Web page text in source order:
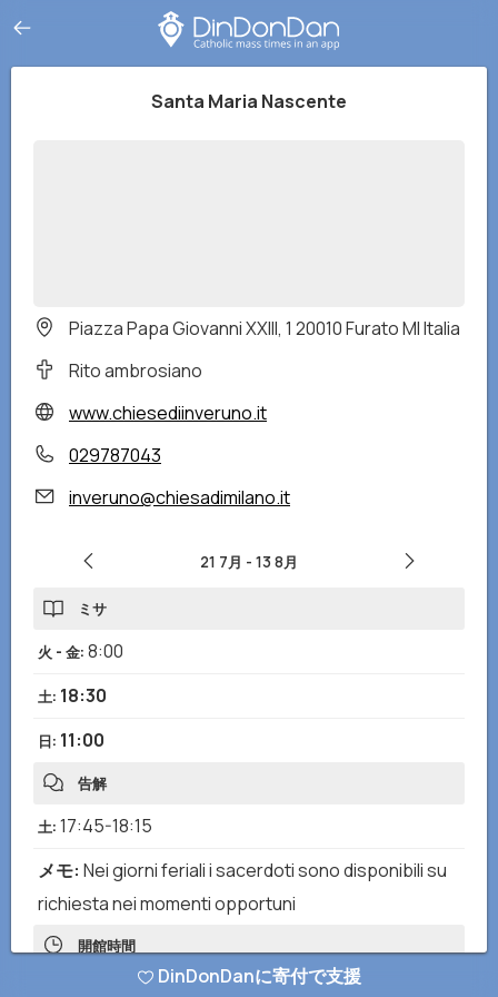
Santa Maria Nascente
Piazza Papa Giovanni XXIII, 1 20010 Furato MI Italia
Rito ambrosiano
www.chiesediinveruno.it
029787043
inveruno@chiesadimilano.it
21 7月 - 13 8月
ミサ
火 - 金: 8:00
土: 18:30
日: 11:00
告解
土: 17:45-18:15
メモ: Nei giorni feriali i sacerdoti sono disponibili su
richiesta nei momenti opportuni
開館時間
8:00-12:00,15:00-20:00
DinDonDanに寄付で支援